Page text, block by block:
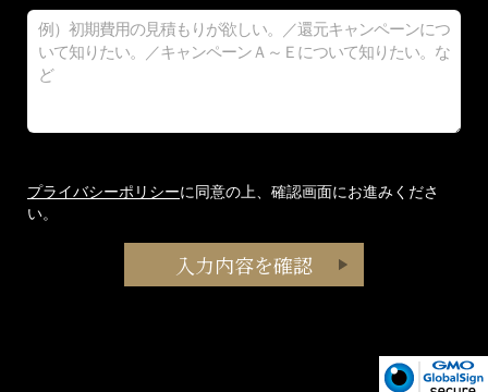
プライバシーポリシーに同意の上、確認画面にお進みくださ
い。